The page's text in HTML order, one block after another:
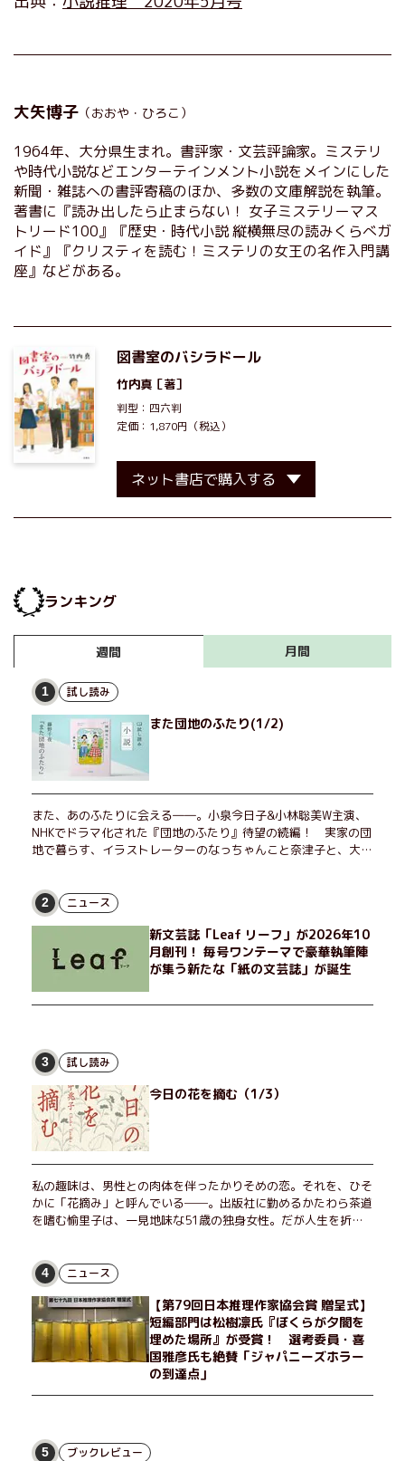
大矢博子 （おおや・ひろこ）
1964年、大分県生まれ。書評家・文芸評論家。ミステリ
や時代小説などエンターテインメント小説をメインにした
新聞・雑誌への書評寄稿のほか、多数の文庫解説を執筆。
著書に『読み出したら止まらない！ 女子ミステリーマス
トリード100』『歴史・時代小説 縦横無尽の読みくらべガ
イド』『クリスティを読む！ミステリの女王の名作入門講
座』などがある。
図書室のバシラドール
竹内真 ［著］
判型：四六判
定価：1,870円（税込）
ネット書店で購入する
ランキング
週間 月間
1 試し読み
また団地のふたり(1/2)
また、あのふたりに会える――。小泉今日子&小林聡美W主演、
NHKでドラマ化された『団地のふたり』待望の続編！ 実家の団
地で暮らす、イラストレーターのなっちゃんこと奈津子と、大学
げたり、部屋でふたりだけの「台湾映画祭」を催したり。50代
独身、幼なじみの変わらぬ友情とささやかな幸せの日々を描く。
2 ニュース
新文芸誌「Leaf リーフ」が2026年10
月創刊！ 毎号ワンテーマで豪華執筆陣
が集う新たな「紙の文芸誌」が誕生
3 試し読み
今日の花を摘む（1/3）
私の趣味は、男性との肉体を伴ったかりそめの恋。それを、ひそ
かに「花摘み」と呼んでいる──。出版社に勤めるかたわら茶道
を嗜む愉里子は、一見地味な51歳の独身女性。だが人生を折り
せる男が現れた。茶の湯の粋人、70歳の万江島だ。だが彼に
は、ある秘密があった……。自分の心と身体を偽らない女たちの
姿と、その連帯を描く。赤裸々にして切実な、セクシュアリティ
をめぐる物語。
4 ニュース
【第79回日本推理作家協会賞 贈呈式】
短編部門は松樹凛氏『ぼくらが夕闇を
埋めた場所』が受賞！ 選考委員・喜
国雅彦氏も絶賛「ジャパニーズホラー
の到達点」
5 ブックレビュー